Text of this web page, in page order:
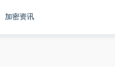
加密资讯